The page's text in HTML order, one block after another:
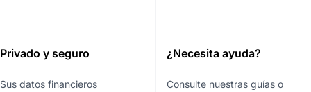
Privado y seguro
Sus datos financieros
¿Necesita ayuda?
Consulte nuestras guías o